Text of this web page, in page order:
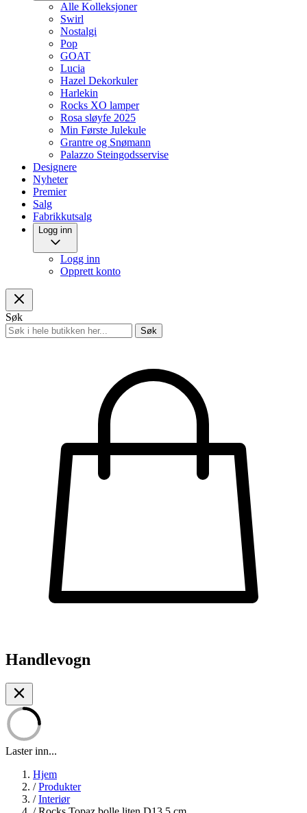
Alle Kolleksjoner
Swirl
Nostalgi
Pop
GOAT
Lucia
Hazel Dekorkuler
Harlekin
Rocks XO lamper
Rosa sløyfe 2025
Min Første Julekule
Grantre og Snømann
Palazzo Steingodsservise
Designere
Nyheter
Premier
Salg
Fabrikkutsalg
Logg inn
Logg inn
Opprett konto
Søk
Søk
Handlevogn
Laster inn...
Hjem
/ Produkter
/ Interiør